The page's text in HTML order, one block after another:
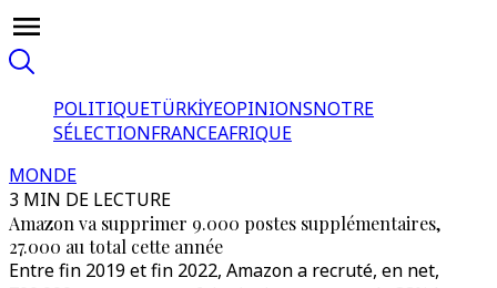
POLITIQUETÜRKİYEOPINIONSNOTRE
SÉLECTIONFRANCEAFRIQUE
MONDE
3 MIN DE LECTURE
Amazon va supprimer 9.000 postes supplémentaires,
27.000 au total cette année
Entre fin 2019 et fin 2022, Amazon a recruté, en net,